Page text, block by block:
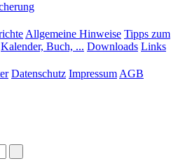
Allgemeine Hinweise Tipps zum
Kalender, Buch, ... Downloads Links
Datenschutz Impressum AGB